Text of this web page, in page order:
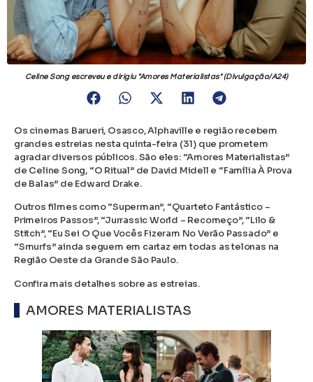
Celine Song escreveu e dirigiu "Amores Materialistas" (Divulgação/A24)
Os cinemas Barueri, Osasco, Alphaville e região recebem
grandes estreias nesta quinta-feira (31) que prometem
agradar diversos públicos. São eles: “Amores Materialistas”
de Celine Song, “O Ritual” de David Midell e “Família À Prova
de Balas” de Edward Drake.
Outros filmes como “Superman”, “Quarteto Fantástico –
Primeiros Passos”, “Jurrassic World – Recomeço”, “Lilo &
Stitch”, “Eu Sei O Que Vocês Fizeram No Verão Passado” e
“Smurfs” ainda seguem em cartaz em todas as telonas na
Região Oeste da Grande São Paulo.
Confira mais detalhes sobre as estreias.
AMORES MATERIALISTAS